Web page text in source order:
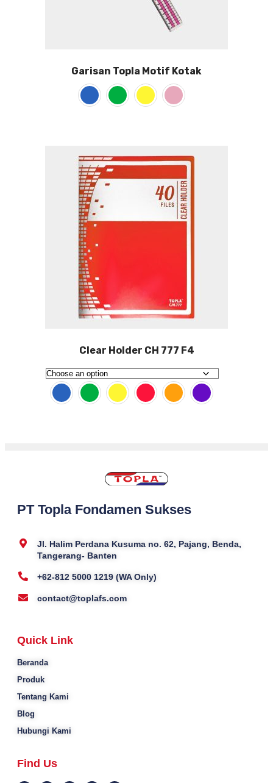
Garisan Topla Motif Kotak
Clear Holder CH 777 F4
PT Topla Fondamen Sukses
Jl. Halim Perdana Kusuma no. 62, Pajang, Benda,
Tangerang- Banten
+62-812 5000 1219 (WA Only)
contact@toplafs.com
Quick Link
Beranda
Produk
Tentang Kami
Blog
Hubungi Kami
Find Us